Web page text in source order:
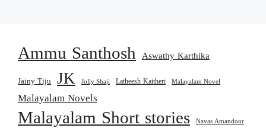
Ammu Santhosh Aswathy Karthika
Jainy Tiju JK Jolly Shaji Latheesh Kaitheri Malayalam Novel
Malayalam Novels
Malayalam Short stories Navas Amandoor